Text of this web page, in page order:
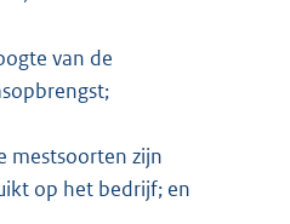
van de
mestsoorten zijn
op het bedrijf; en